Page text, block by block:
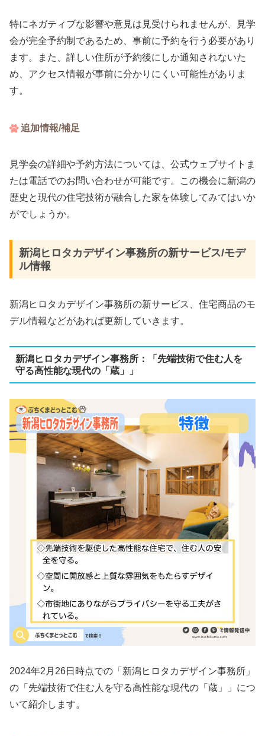
特にネガティブな影響や意見は見受けられませんが、見学
会が完全予約制であるため、事前に予約を行う必要があり
ます。また、詳しい住所が予約後にしか通知されないた
め、アクセス情報が事前に分かりにくい可能性がありま
す。
追加情報/補足
見学会の詳細や予約方法については、公式ウェブサイトま
たは電話でのお問い合わせが可能です。この機会に新潟の
歴史と現代の住宅技術が融合した家を体験してみてはいか
がでしょうか。
新潟ヒロタカデザイン事務所の新サービス/モデ
ル情報
新潟ヒロタカデザイン事務所の新サービス、住宅商品のモ
デル情報などがあれば更新していきます。
新潟ヒロタカデザイン事務所：「先端技術で住む人を
守る高性能な現代の「蔵」」
2024年2月26日時点での「新潟ヒロタカデザイン事務所」
の「先端技術で住む人を守る高性能な現代の「蔵」」につ
いて紹介します。